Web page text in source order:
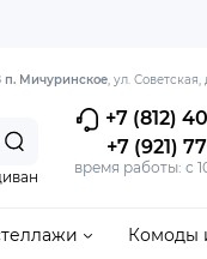
п. Мичуринское, ул. Советская,
+7 (812)
+7 (921)
время работы: с
Комоды